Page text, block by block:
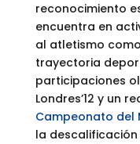
reconocimiento
encuentra en
al atletismo
trayectoria
participaciones
Londres’12 y un
Campeonato del
la